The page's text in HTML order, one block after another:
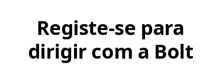
Registe-se para
dirigir com a Bolt